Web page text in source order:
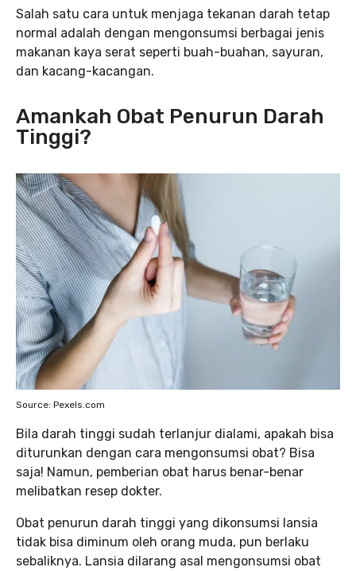
Salah satu cara untuk menjaga tekanan darah tetap
normal adalah dengan mengonsumsi berbagai jenis
makanan kaya serat seperti buah-buahan, sayuran,
dan kacang-kacangan.
Amankah Obat Penurun Darah
Tinggi?
Source: Pexels.com
Bila darah tinggi sudah terlanjur dialami, apakah bisa
diturunkan dengan cara mengonsumsi obat? Bisa
saja! Namun, pemberian obat harus benar-benar
melibatkan resep dokter.
Obat penurun darah tinggi yang dikonsumsi lansia
tidak bisa diminum oleh orang muda, pun berlaku
sebaliknya. Lansia dilarang asal mengonsumsi obat